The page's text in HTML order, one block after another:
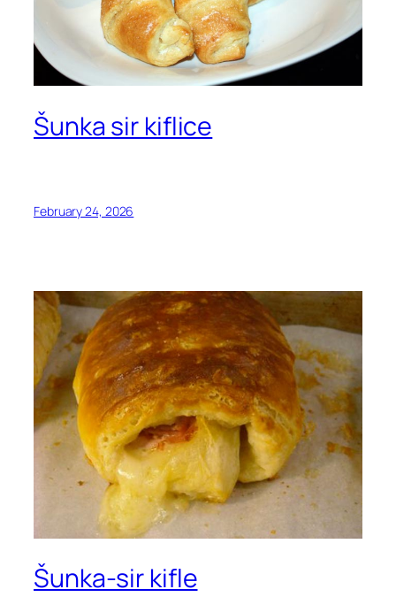
Šunka sir kiflice
February 24, 2026
Šunka-sir kifle